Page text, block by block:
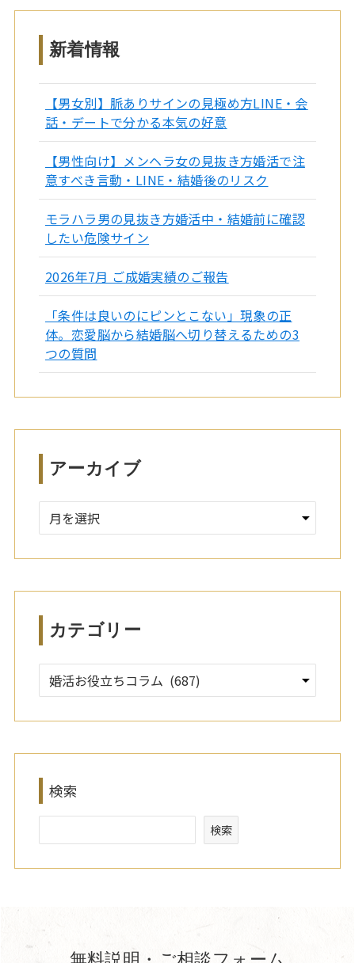
新着情報
【男女別】脈ありサインの見極め方LINE・会
話・デートで分かる本気の好意
【男性向け】メンヘラ女の見抜き方婚活で注
意すべき言動・LINE・結婚後のリスク
モラハラ男の見抜き方婚活中・結婚前に確認
したい危険サイン
2026年7月 ご成婚実績のご報告
「条件は良いのにピンとこない」現象の正
体。恋愛脳から結婚脳へ切り替えるための3
つの質問
アーカイブ
ー
ブ
カテゴリー
検索
検索